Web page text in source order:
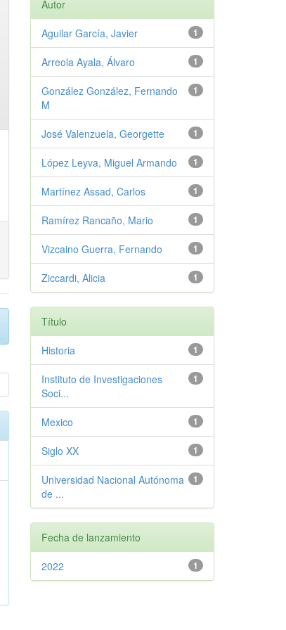
Autor
1
Aguilar García, Javier
1
Arreola Ayala, Álvaro
1
González González, Fernando
M
1
José Valenzuela, Georgette
1
López Leyva, Miguel Armando
1
Martínez Assad, Carlos
1
Ramírez Rancaño, Mario
1
Vizcaino Guerra, Fernando
1
Ziccardi, Alicia
Título
1
Historia
1
Instituto de Investigaciones
Soci...
1
Mexico
1
Siglo XX
1
Universidad Nacional Autónoma
de ...
Fecha de lanzamiento
1
2022